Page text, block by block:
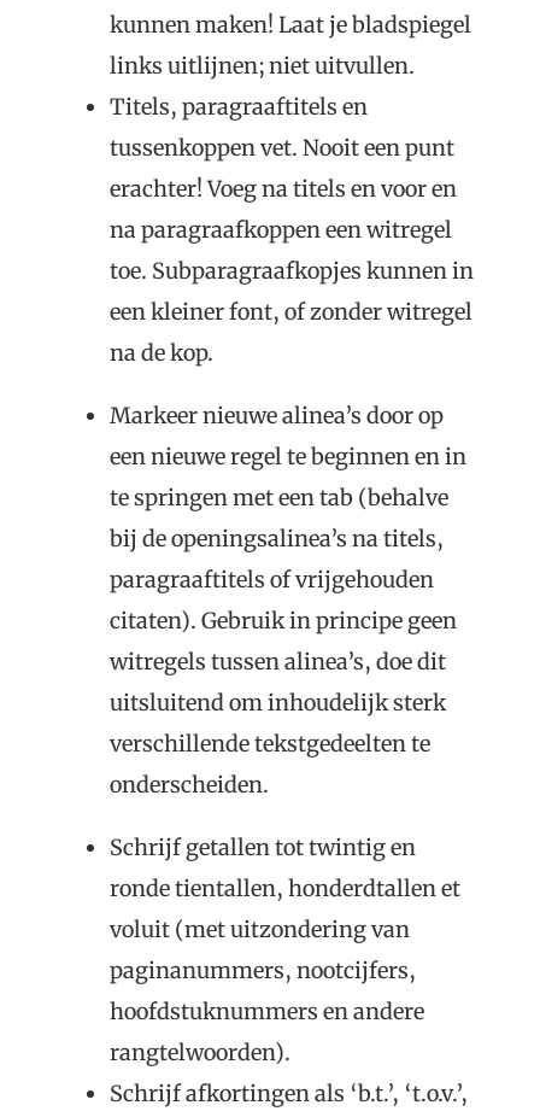
kunnen maken! Laat je bladspiegel
links uitlijnen; niet uitvullen.
Titels, paragraaftitels en
tussenkoppen vet. Nooit een punt
erachter! Voeg na titels en voor en
na paragraafkoppen een witregel
toe. Subparagraafkopjes kunnen in
een kleiner font, of zonder witregel
na de kop.
Markeer nieuwe alinea’s door op
een nieuwe regel te beginnen en in
te springen met een tab (behalve
bij de openingsalinea’s na titels,
paragraaftitels of vrijgehouden
citaten). Gebruik in principe geen
witregels tussen alinea’s, doe dit
uitsluitend om inhoudelijk sterk
verschillende tekstgedeelten te
onderscheiden.
Schrijf getallen tot twintig en
ronde tientallen, honderdtallen et
voluit (met uitzondering van
paginanummers, nootcijfers,
hoofdstuknummers en andere
rangtelwoorden).
Schrijf afkortingen als ‘b.t.’, ‘t.o.v.’,